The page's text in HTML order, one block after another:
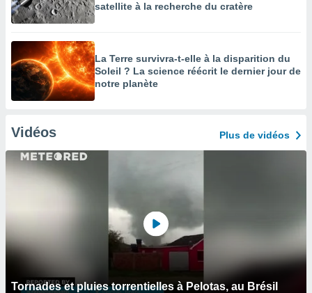
satellite à la recherche du cratère
La Terre survivra-t-elle à la disparition du
Soleil ? La science réécrit le dernier jour de
notre planète
Vidéos Plus de vidéos
Tornades et pluies torrentielles à Pelotas, au Brésil